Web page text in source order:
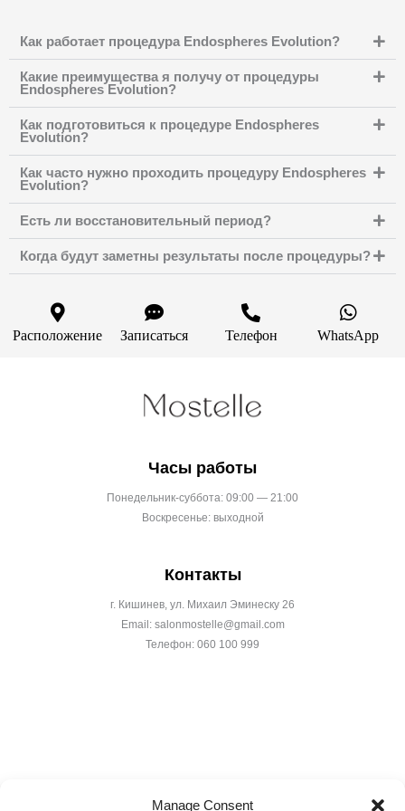
Manage Consent
Как работает процедура Endospheres Evolution?
Какие преимущества я получу от процедуры
Endospheres Evolution?
Как подготовиться к процедуре Endospheres
Evolution?
Как часто нужно проходить процедуру Endospheres
Evolution?
Есть ли восстановительный период?
Когда будут заметны результаты после процедуры?
Расположение Записаться Телефон WhatsApp
Часы работы
Понедельник-суббота: 09:00 — 21:00
Воскресенье: выходной
Контакты
г. Кишинев, ул. Михаил Эминеску 26
Email: salonmostelle@gmail.com
Телефон: 060 100 999